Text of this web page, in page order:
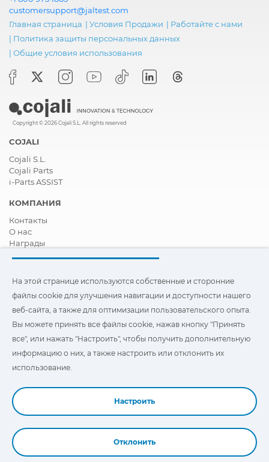
customersupport@jaltest.com
Главная страница | Условия Продажи | Работайте с нами
| Политика защиты персональных данных
| Общие условия использования
Copyright © 2026 Cojali S.L. All rights reserved
COJALI
Cojali S.L.
Cojali Parts
i-Parts ASSIST
КОМПАНИЯ
Контакты
О нас
Награды
Стать дистрибьютором
Видео
FAQ - ЧАСТО ЗАДАВАЕМЫЕ ВОПРОСЫ
Чтобы улучшить навигацию и доступ, а также
оптимизировать взаимодействие с пользователем, на этом
сайте используются наши собственные и сторонние файлы
"Cookies". Вы можете нажать на
отказаться от их использования.
На этой странице используются собственные и сторонние
файлы cookie для улучшения навигации и доступности нашего
веб-сайта, а также для оптимизации пользовательского опыта.
Вы можете принять все файлы cookie, нажав кнопку "Принять
все", или нажать "Настроить", чтобы получить дополнительную
информацию о них, а также настроить или отклонить их
использование.
Настроить
Отклонить